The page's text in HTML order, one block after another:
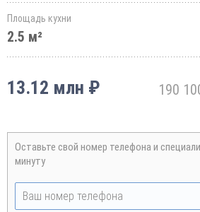
Площадь кухни
2.5 м²
13.12 млн ₽ 190
Оставьте свой номер телефона и
минуту